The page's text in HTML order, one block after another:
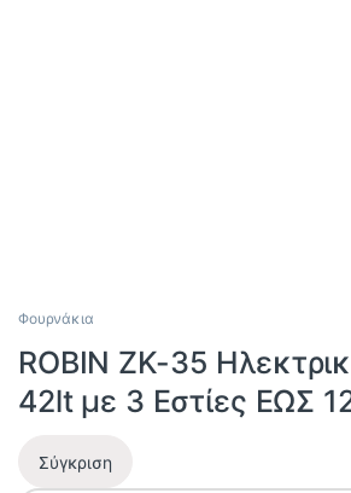
Φουρνάκια
ROBIN ZK-35
42lt με 3 Εστίες ΕΩΣ
Σύγκριση